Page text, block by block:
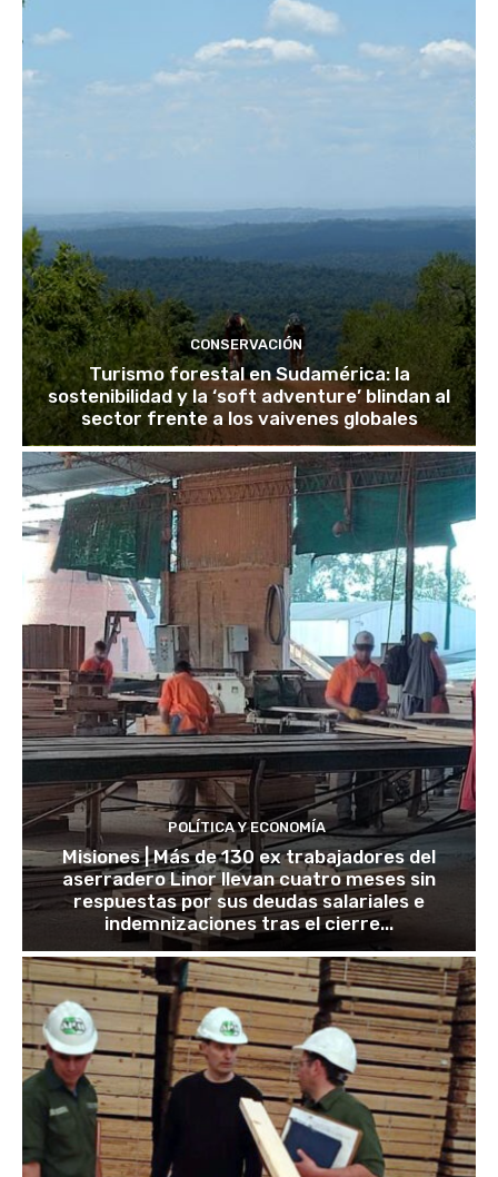
CONSERVACIÓN
Turismo forestal en Sudamérica: la
sostenibilidad y la ‘soft adventure’ blindan al
sector frente a los vaivenes globales
POLÍTICA Y ECONOMÍA
Misiones | Más de 130 ex trabajadores del
aserradero Linor llevan cuatro meses sin
respuestas por sus deudas salariales e
indemnizaciones tras el cierre...